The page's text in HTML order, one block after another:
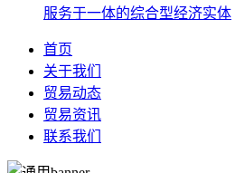
服务于一体的综合型经济实体
首页
关于我们
贸易动态
贸易资讯
联系我们